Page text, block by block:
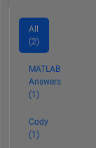
All
(2)
MATLAB
Answers
(1)
Cody
(1)